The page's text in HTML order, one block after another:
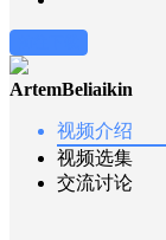
ArtemBeliaikin
视频介绍
视频选集
交流讨论